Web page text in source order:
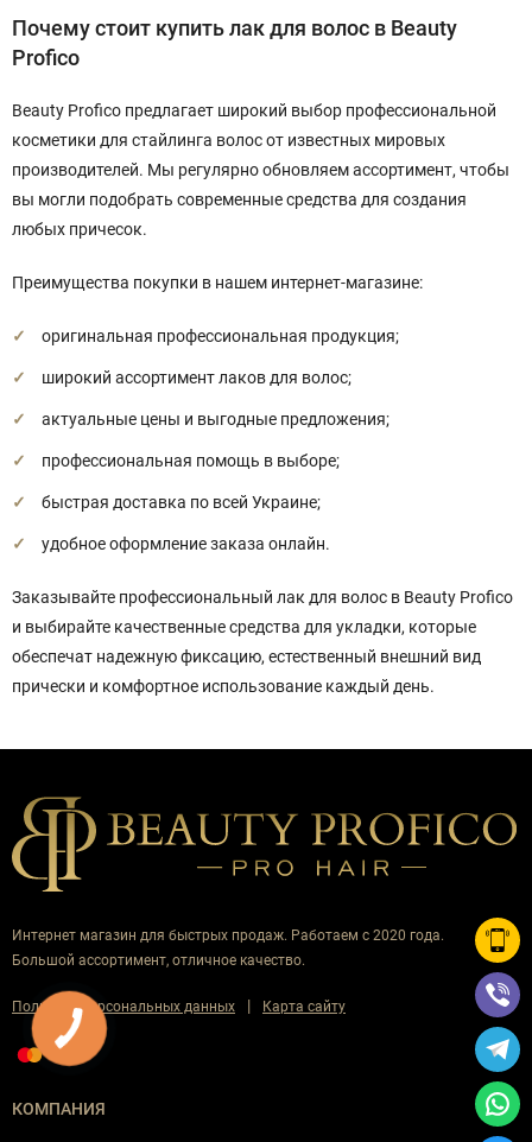
Почему стоит купить лак для волос в Beauty
Profico
Beauty Profico предлагает широкий выбор профессиональной
косметики для стайлинга волос от известных мировых
производителей. Мы регулярно обновляем ассортимент, чтобы
вы могли подобрать современные средства для создания
любых причесок.
Преимущества покупки в нашем интернет-магазине:
оригинальная профессиональная продукция;
широкий ассортимент лаков для волос;
актуальные цены и выгодные предложения;
профессиональная помощь в выборе;
быстрая доставка по всей Украине;
удобное оформление заказа онлайн.
Заказывайте профессиональный лак для волос в Beauty Profico
и выбирайте качественные средства для укладки, которые
обеспечат надежную фиксацию, естественный внешний вид
прически и комфортное использование каждый день.
Интернет магазин для быстрых продаж. Работаем с 2020 года.
Большой ассортимент, отличное качество.
Политика персональных данных | Карта сайту
КОМПАНИЯ